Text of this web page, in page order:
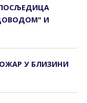
И
У БЛИЗИНИ